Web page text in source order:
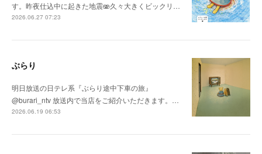
す。昨夜仕込中に起きた地震🫨久々大きくビックリ…
2026.06.27 07:23
ぶらり
明日放送の日テレ系『ぶらり途中下車の旅』
@burari_ntv 放送内で当店をご紹介いただきます。…
2026.06.19 06:53